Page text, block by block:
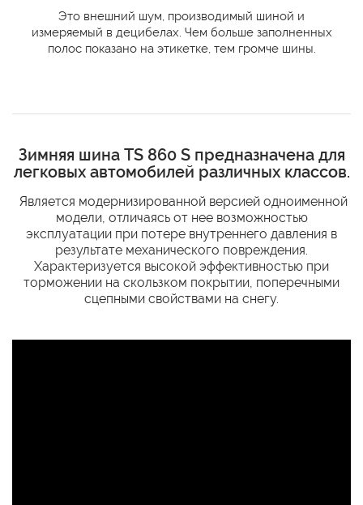
Это внешний шум, производимый шиной и
измеряемый в децибелах. Чем больше заполненных
полос показано на этикетке, тем громче шины.
Зимняя шина TS 860 S предназначена для
легковых автомобилей различных классов.
Является модернизированной версией одноименной
модели, отличаясь от нее возможностью
эксплуатации при потере внутреннего давления в
результате механического повреждения.
Характеризуется высокой эффективностью при
торможении на скользком покрытии, поперечными
сцепными свойствами на снегу.